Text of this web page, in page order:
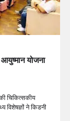
योजना
चिकित्सकीय
ने किडनी